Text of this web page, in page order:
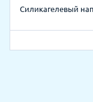
Силикагелевый